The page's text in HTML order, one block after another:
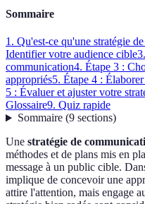
Sommaire
1. Qu'est-ce qu'une stratégie
Identifier votre audience cible
communication4. Étape 3 :
appropriés5. Étape 4 :
5 : Évaluer et ajuster votre
Glossaire9. Quiz rapide
Sommaire(9 sections)
Une stratégie de
méthodes et de plans mis en
message à un public cible.
implique de concevoir une
attire l'attention, mais engage